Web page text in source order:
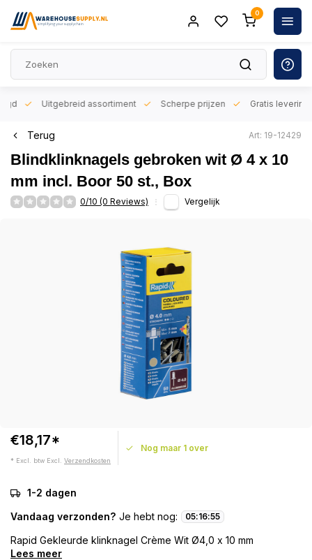
0
Uitgebreid assortiment Scherpe prijzen Gratis levering
Terug Art: 19-12429
Blindklinknagels gebroken wit Ø 4 x 10
mm incl. Boor 50 st., Box
0/10 (0 Reviews) Vergelijk
€18,17*
* Excl. btw Excl. Verzendkosten
Nog maar 1 over
1-2 dagen
Vandaag verzonden? Je hebt nog: 05:16:55
Rapid Gekleurde klinknagel Crème Wit Ø4,0 x 10 mm
Lees meer